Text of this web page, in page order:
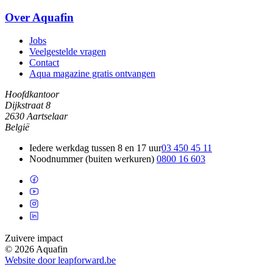
Over Aquafin
Jobs
Veelgestelde vragen
Contact
Aqua magazine gratis ontvangen
Hoofdkantoor
Dijkstraat 8
2630 Aartselaar
België
Iedere werkdag tussen 8 en 17 uur03 450 45 11
Noodnummer (buiten werkuren) 0800 16 603
Zuivere impact
© 2026 Aquafin
Website door leapforward.be